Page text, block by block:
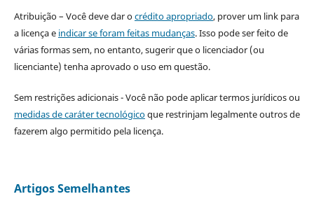
Atribuição – Você deve dar ocrédito apropriado, prover um link para
a licença e indicar se foram feitas mudanças. Isso pode ser feito de
várias formas sem, no entanto, sugerir que o licenciador (ou
licenciante) tenha aprovado o uso em questão.
Sem restrições adicionais - Você não pode aplicar termos jurídicos ou
medidas de caráter tecnológicoque restrinjam legalmente outros de
fazerem algo permitido pela licença.
Artigos Semelhantes